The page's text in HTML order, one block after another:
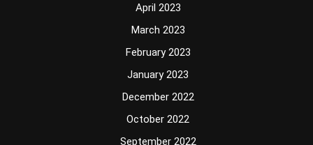
April 2023
March 2023
February 2023
January 2023
December 2022
October 2022
September 2022